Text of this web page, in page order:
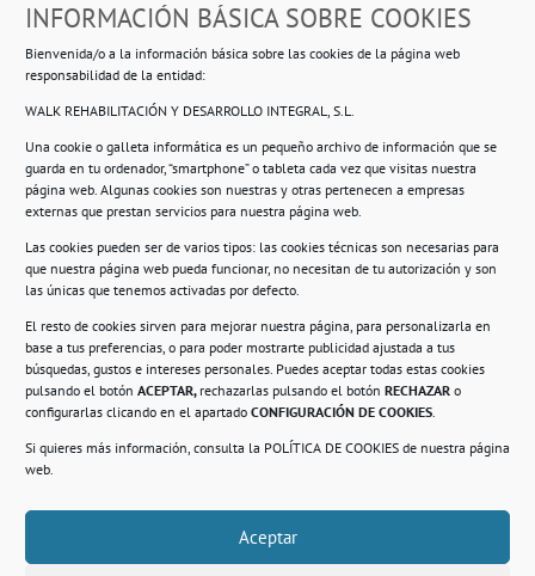
INFORMACIÓN BÁSICA SOBRE COOKIES
Bienvenida/o a la información básica sobre las cookies de la página web
responsabilidad de la entidad:
WALK REHABILITACIÓN Y DESARROLLO INTEGRAL, S.L.
Una cookie o galleta informática es un pequeño archivo de información que se
guarda en tu ordenador, “smartphone” o tableta cada vez que visitas nuestra
página web. Algunas cookies son nuestras y otras pertenecen a empresas
externas que prestan servicios para nuestra página web.
Las cookies pueden ser de varios tipos: las cookies técnicas son necesarias para
que nuestra página web pueda funcionar, no necesitan de tu autorización y son
las únicas que tenemos activadas por defecto.
El resto de cookies sirven para mejorar nuestra página, para personalizarla en
base a tus preferencias, o para poder mostrarte publicidad ajustada a tus
búsquedas, gustos e intereses personales. Puedes aceptar todas estas cookies
pulsando el botón ACEPTAR, rechazarlas pulsando el botón RECHAZAR o
configurarlas clicando en el apartado CONFIGURACIÓN DE COOKIES.
Si quieres más información, consulta la POLÍTICA DE COOKIES de nuestra página
web.
Aceptar
Ropero Solidario de Usera
Beasáin 25-33posterior, local 3 – 28041 Madrid
Información
Compromiso con la protección de datos
personales.
Política de Cookies.
© 2021. Realizado en el Centro de Rehabilitación